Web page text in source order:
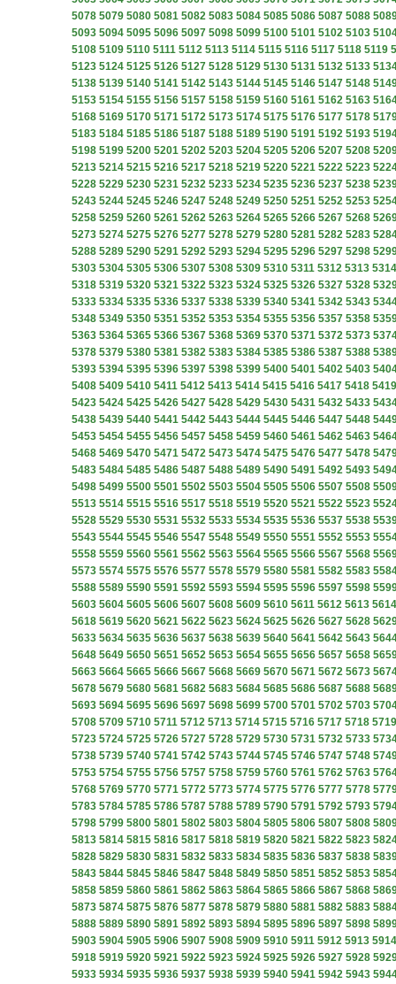
5078 5079 5080 5081 5082 5083 5084 5085 5086 5087 5088
5093 5094 5095 5096 5097 5098 5099 5100 5101 5102 5103
5108 5109 5110 5111 5112 5113 5114 5115 5116 5117 5118 5119
5123 5124 5125 5126 5127 5128 5129 5130 5131 5132 5133
5138 5139 5140 5141 5142 5143 5144 5145 5146 5147 5148
5153 5154 5155 5156 5157 5158 5159 5160 5161 5162 5163
5168 5169 5170 5171 5172 5173 5174 5175 5176 5177 5178
5183 5184 5185 5186 5187 5188 5189 5190 5191 5192 5193
5198 5199 5200 5201 5202 5203 5204 5205 5206 5207 5208
5213 5214 5215 5216 5217 5218 5219 5220 5221 5222 5223
5228 5229 5230 5231 5232 5233 5234 5235 5236 5237 5238
5243 5244 5245 5246 5247 5248 5249 5250 5251 5252 5253
5258 5259 5260 5261 5262 5263 5264 5265 5266 5267 5268
5273 5274 5275 5276 5277 5278 5279 5280 5281 5282 5283
5288 5289 5290 5291 5292 5293 5294 5295 5296 5297 5298
5303 5304 5305 5306 5307 5308 5309 5310 5311 5312 5313 5314
5318 5319 5320 5321 5322 5323 5324 5325 5326 5327 5328
5333 5334 5335 5336 5337 5338 5339 5340 5341 5342 5343
5348 5349 5350 5351 5352 5353 5354 5355 5356 5357 5358
5363 5364 5365 5366 5367 5368 5369 5370 5371 5372 5373
5378 5379 5380 5381 5382 5383 5384 5385 5386 5387 5388
5393 5394 5395 5396 5397 5398 5399 5400 5401 5402 5403
5408 5409 5410 5411 5412 5413 5414 5415 5416 5417 5418 5419
5423 5424 5425 5426 5427 5428 5429 5430 5431 5432 5433
5438 5439 5440 5441 5442 5443 5444 5445 5446 5447 5448
5453 5454 5455 5456 5457 5458 5459 5460 5461 5462 5463
5468 5469 5470 5471 5472 5473 5474 5475 5476 5477 5478
5483 5484 5485 5486 5487 5488 5489 5490 5491 5492 5493
5498 5499 5500 5501 5502 5503 5504 5505 5506 5507 5508
5513 5514 5515 5516 5517 5518 5519 5520 5521 5522 5523
5528 5529 5530 5531 5532 5533 5534 5535 5536 5537 5538
5543 5544 5545 5546 5547 5548 5549 5550 5551 5552 5553
5558 5559 5560 5561 5562 5563 5564 5565 5566 5567 5568
5573 5574 5575 5576 5577 5578 5579 5580 5581 5582 5583
5588 5589 5590 5591 5592 5593 5594 5595 5596 5597 5598
5603 5604 5605 5606 5607 5608 5609 5610 5611 5612 5613 5614
5618 5619 5620 5621 5622 5623 5624 5625 5626 5627 5628
5633 5634 5635 5636 5637 5638 5639 5640 5641 5642 5643
5648 5649 5650 5651 5652 5653 5654 5655 5656 5657 5658
5663 5664 5665 5666 5667 5668 5669 5670 5671 5672 5673
5678 5679 5680 5681 5682 5683 5684 5685 5686 5687 5688
5693 5694 5695 5696 5697 5698 5699 5700 5701 5702 5703
5708 5709 5710 5711 5712 5713 5714 5715 5716 5717 5718 5719
5723 5724 5725 5726 5727 5728 5729 5730 5731 5732 5733
5738 5739 5740 5741 5742 5743 5744 5745 5746 5747 5748
5753 5754 5755 5756 5757 5758 5759 5760 5761 5762 5763
5768 5769 5770 5771 5772 5773 5774 5775 5776 5777 5778
5783 5784 5785 5786 5787 5788 5789 5790 5791 5792 5793
5798 5799 5800 5801 5802 5803 5804 5805 5806 5807 5808
5813 5814 5815 5816 5817 5818 5819 5820 5821 5822 5823
5828 5829 5830 5831 5832 5833 5834 5835 5836 5837 5838
5843 5844 5845 5846 5847 5848 5849 5850 5851 5852 5853
5858 5859 5860 5861 5862 5863 5864 5865 5866 5867 5868
5873 5874 5875 5876 5877 5878 5879 5880 5881 5882 5883
5888 5889 5890 5891 5892 5893 5894 5895 5896 5897 5898
5903 5904 5905 5906 5907 5908 5909 5910 5911 5912 5913 5914
5918 5919 5920 5921 5922 5923 5924 5925 5926 5927 5928
5933 5934 5935 5936 5937 5938 5939 5940 5941 5942 5943